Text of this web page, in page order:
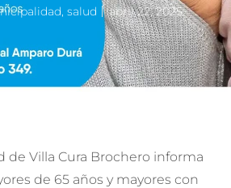
, salud abril 22, 2025
de Villa Cura Brochero informa
de 65 años y mayores con